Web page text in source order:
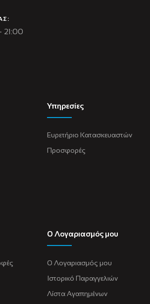
21:00
Υπηρεσίες
Ευρετήριο Κατασκευαστών
Προσφορές
Ο Λογαριασμός μου
Ο Λογαριασμός μου
Ιστορικό Παραγγελιών
Λίστα Αγαπημένων